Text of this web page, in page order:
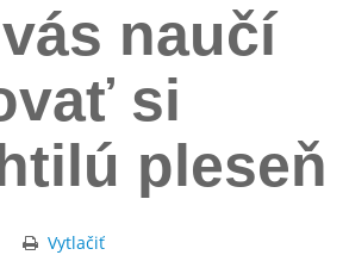
naučí
si
pleseň
Vytlačiť